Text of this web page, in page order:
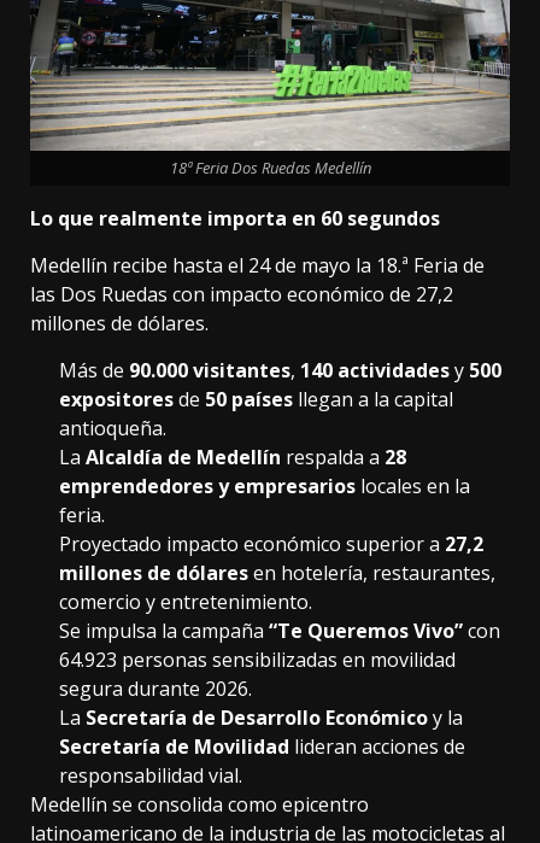
18ª Feria Dos Ruedas Medellín
Lo que realmente importa en 60 segundos
Medellín recibe hasta el 24 de mayo la 18.ª Feria de
las Dos Ruedas con impacto económico de 27,2
millones de dólares.
Más de 90.000 visitantes, 140 actividadesy 500
expositoresde 50 países llegan a la capital
antioqueña.
La Alcaldía de Medellín respalda a 28
emprendedores y empresarios locales en la
feria.
Proyectado impacto económico superior a 27,2
millones de dólaresen hotelería, restaurantes,
comercio y entretenimiento.
Se impulsa la campaña “Te Queremos Vivo”con
64.923 personas sensibilizadas en movilidad
segura durante 2026.
La Secretaría de Desarrollo Económicoy la
Secretaría de Movilidad lideran acciones de
responsabilidad vial.
Medellín se consolida como epicentro
latinoamericano de la industria de las motocicletas al